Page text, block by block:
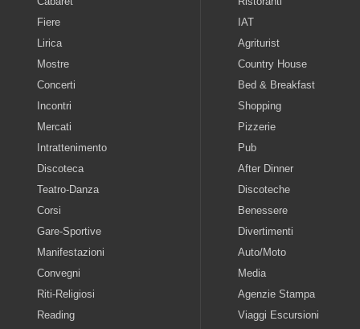
Fiere
Lirica
Mostre
Concerti
Incontri
Mercati
Intrattenimento
Discoteca
Teatro-Danza
Corsi
Gare-Sportive
Manifestazioni
Convegni
Riti-Religiosi
Reading
IAT
Agriturist
Country House
Bed & Breakfast
Shopping
Pizzerie
Pub
After Dinner
Discoteche
Benessere
Divertimenti
Auto/Moto
Media
Agenzie Stampa
Viaggi Escursioni